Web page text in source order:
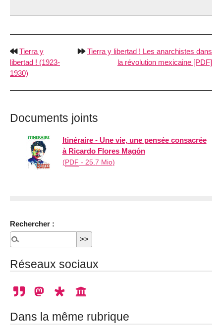
Tierra y
libertad ! (1923-
1930)
Tierra y libertad ! Les anarchistes dans
la révolution mexicaine [PDF]
Documents joints
Itinéraire - Une vie, une pensée consacrée
à Ricardo Flores Magón
(PDF - 25.7 Mio)
Rechercher :
Réseaux sociaux
Dans la même rubrique